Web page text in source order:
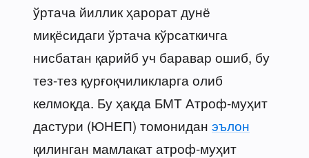
ўртача йиллик ҳарорат дунё
миқёсидаги ўртача кўрсаткичга
нисбатан қарийб уч баравар ошиб, бу
тез-тез қурғоқчиликларга олиб
келмоқда. Бу ҳақда БМТ Атроф-муҳит
дастури (ЮНЕП) томонидан эълон
қилинган мамлакат атроф-муҳит